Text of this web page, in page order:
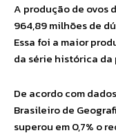
A produção de ovos
964,89 milhões de
Essa foi a maior
da série histórica da
De acordo com
Brasileiro de
superou em 0,7% o